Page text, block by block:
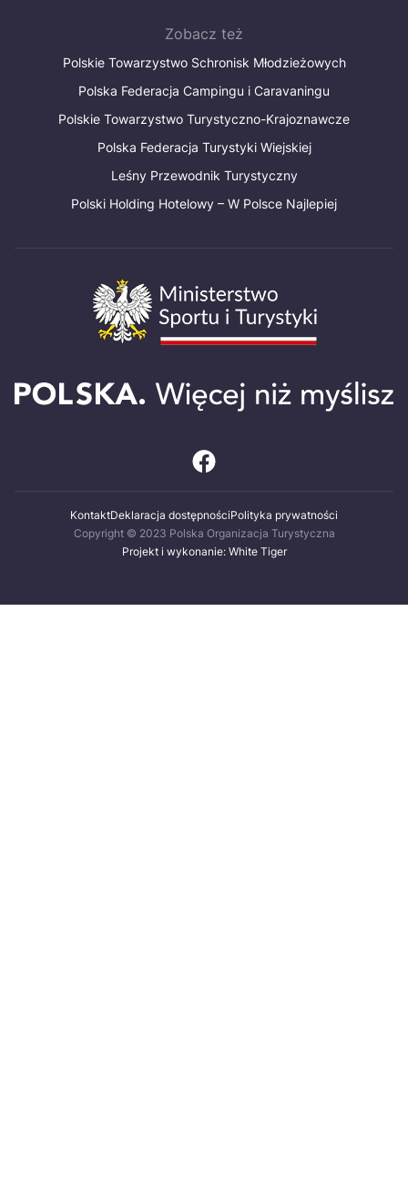
Zobacz też
Polskie Towarzystwo Schronisk Młodzieżowych
Polska Federacja Campingu i Caravaningu
Polskie Towarzystwo Turystyczno-Krajoznawcze
Polska Federacja Turystyki Wiejskiej
Leśny Przewodnik Turystyczny
Polski Holding Hotelowy – W Polsce Najlepiej
KontaktDeklaracja dostępnościPolityka prywatności
Copyright © 2023 Polska Organizacja Turystyczna
Projekt i wykonanie: White Tiger